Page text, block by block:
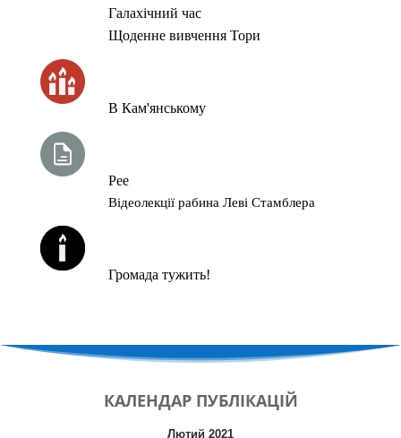
Галахічний час
Щоденне вивчення Тори
В Кам'янському
Рее
Відеолекції рабина Леві Стамблера
Громада тужить!
КАЛЕНДАР ПУБЛІКАЦІЙ
Лютий 2021